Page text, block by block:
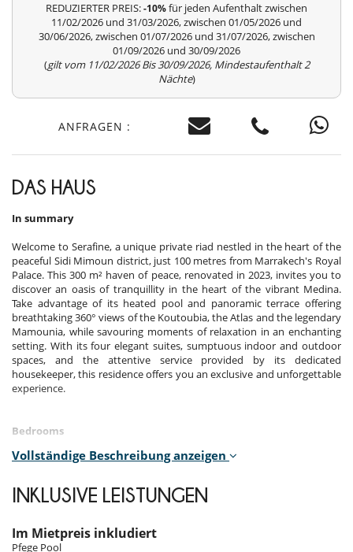
REDUZIERTER PREIS:-10%für jeden Aufenthalt zwischen
11/02/2026 und 31/03/2026, zwischen 01/05/2026 und
30/06/2026, zwischen 01/07/2026 und 31/07/2026, zwischen
01/09/2026 und 30/09/2026
(gilt vom 11/02/2026 Bis 30/09/2026, Mindestaufenthalt 2
Nächte)
ANFRAGEN :
DAS HAUS
In summary
Welcome to Serafine, a unique private riad nestled in the heart of the
peaceful Sidi Mimoun district, just 100 metres from Marrakech's Royal
Palace. This 300 m² haven of peace, renovated in 2023, invites you to
discover an oasis of tranquillity in the heart of the vibrant Medina.
Take advantage of its heated pool and panoramic terrace offering
breathtaking 360° views of the Koutoubia, the Atlas and the legendary
Mamounia, while savouring moments of relaxation in an enchanting
setting. With its four elegant suites, sumptuous indoor and outdoor
spaces, and the attentive service provided by its dedicated
housekeeper, this residence offers you an exclusive and unforgettable
experience.
Bedrooms
Each bedroom is tastefully personalised, featuring subtle, elegant
Room 1
Bathroom private, with shower. WC in the bathroom. This bedroom
includes also air conditioning, dressing room.
Vollständige Beschreibung anzeigen
INKLUSIVE LEISTUNGEN
Im Mietpreis inkludiert
Pfege Pool